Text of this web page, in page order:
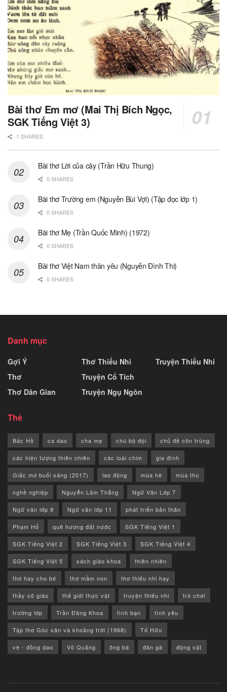
Bài thơ Em mơ (Mai Thị Bích Ngọc,
SGK Tiếng Việt 3)
1 SHARES
Bài thơ Lời của cây (Trần Hữu Thung)
0 SHARES
Bài thơ Trường em (Nguyễn Bùi Vợi) (Tập đọc lớp 1)
0 SHARES
Bài thơ Mẹ (Trần Quốc Minh) (1972)
0 SHARES
Bài thơ Việt Nam thân yêu (Nguyễn Đình Thi)
0 SHARES
Danh mục
Gợi Ý
Thơ
Thơ Dân Gian
Thơ Thiếu Nhi
Truyện Cổ Tích
Truyện Ngụ Ngôn
Truyện Thiếu Nhi
Thẻ
Bác Hồ ca dao cha mẹ chú bộ đội chủ đề côn trùng
các hiện tượng thiên nhiên các loài chim gia đình
Giấc mơ buổi sáng (2017) lao động mùa hè mùa thu
nghề nghiệp Nguyễn Lãm Thắng Ngữ Văn Lớp 7
Ngữ văn lớp 9 Ngữ văn lớp 11 phát triển bản thân
Phạm Hổ quê hương đất nước SGK Tiếng Việt 1
SGK Tiếng Việt 2 SGK Tiếng Việt 3 SGK Tiếng Việt 4
SGK Tiếng Việt 5 sách giáo khoa thiên nhiên
thơ hay cho bé thơ mầm non thơ thiếu nhi hay
thầy cô giáo thế giới thực vật truyện thiếu nhi trò chơi
trường lớp Trần Đăng Khoa tình bạn tình yêu
Tập thơ Góc sân và khoảng trời (1968) Tố Hữu
vè - đồng dao Võ Quảng ông bà đàn gà động vật